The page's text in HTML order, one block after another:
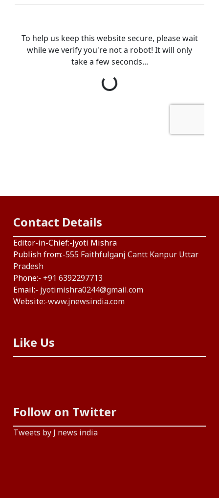
Contact Details
Editor-in-Chief:-Jyoti Mishra
Publish from:-555 Faithfulganj Cantt Kanpur Uttar
Pradesh
Phone:- +91 6392297713
Email:- jyotimishra0244@gmail.com
Website:-www.jnewsindia.com
Like Us
Follow on Twitter
Tweets by J news india